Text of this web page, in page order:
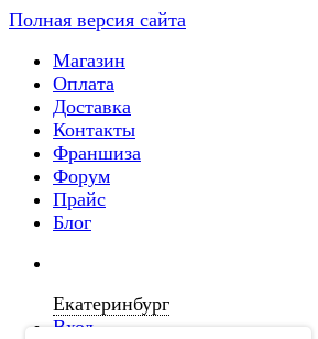
Полная версия сайта
Магазин
Оплата
Доставка
Контакты
Франшиза
Форум
Прайс
Блог
Екатеринбург
Вход